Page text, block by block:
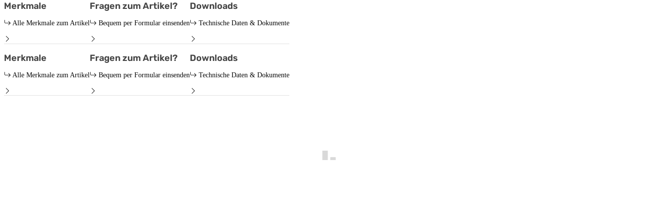
Merkmale
Alle Merkmale zum Artikel
Fragen zum Artikel?
Bequem per Formular einsenden
Downloads
Technische Daten & Dokumente
Merkmale
Alle Merkmale zum Artikel
Fragen zum Artikel?
Bequem per Formular einsenden
Downloads
Technische Daten & Dokumente